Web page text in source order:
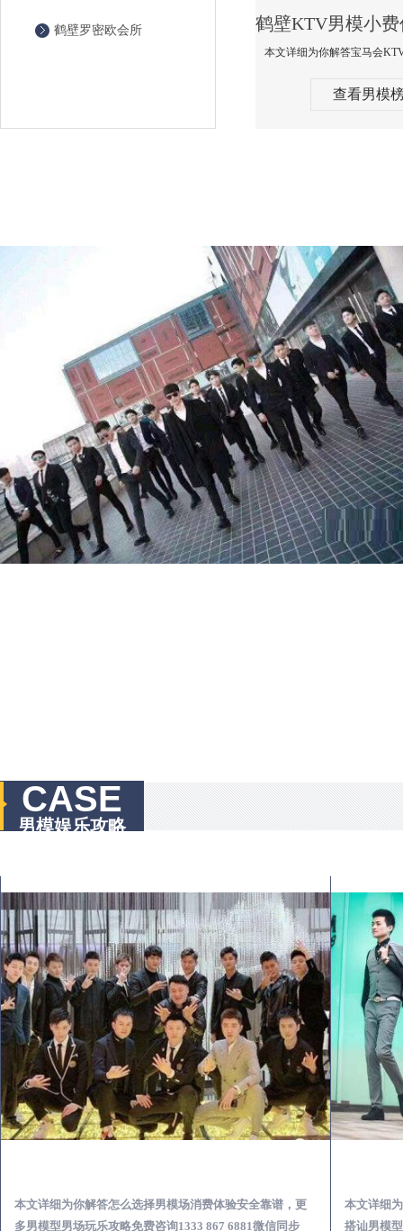
鹤壁罗密欧会所
查看男模
CASE
男模娱乐攻略
本文详细为你解答怎么选择男模场消费体验安全靠谱，更
多男模型男场玩乐攻略免费咨询1333 867 6881微信同步
本文详细
搭讪男模